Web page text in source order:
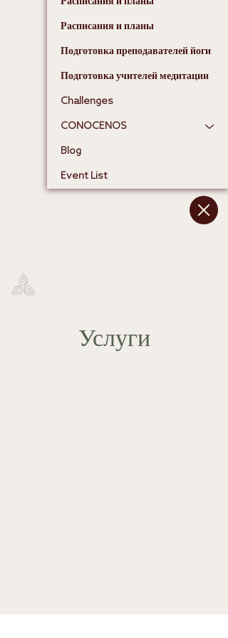
Расписания и планы
Подготовка преподавателей йоги
Подготовка учителей медитации
Challenges
CONOCENOS
Blog
Event List
Услуги